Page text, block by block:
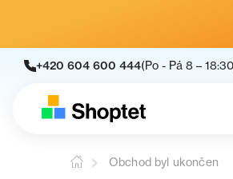
+420 604 600 444(Po - Pá 8 –
Obchod byl ukončen